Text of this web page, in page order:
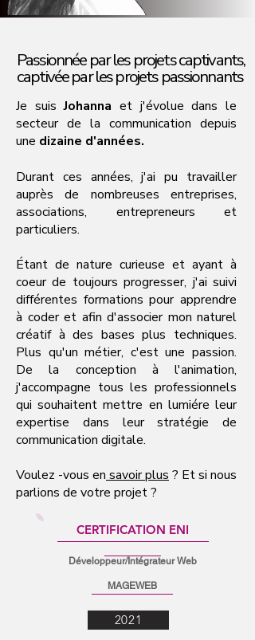
Passionnée par les projets captivants,
captivée par les projets passionnants
Passionnée par les projets captivants,
captivée par les projets passionnants
Je suisJohanna et j'évolue dans le
secteur de la communication depuis
une dizaine d'années.
Durant ces années, j'ai pu travailler
auprès de nombreuses entreprises,
associations, entrepreneurs et
particuliers.
Étant de nature curieuse et ayant à
coeur de toujours progresser, j'ai suivi
différentes formations pour apprendre
à coder et afin d'associer mon naturel
créatif à des bases plus techniques.
Plus qu'un métier, c'est une passion.
De la conception à l'animation,
j'accompagne tous les professionnels
qui souhaitent mettre en lumiére leur
expertise dans leur stratégie de
communication digitale.
Voulez -vous en savoir plus ? Et si nous
parlions de votre projet ?
CERTIFICATION ENI
Développeur/Intégrateur Web
MAGEWEB
2021